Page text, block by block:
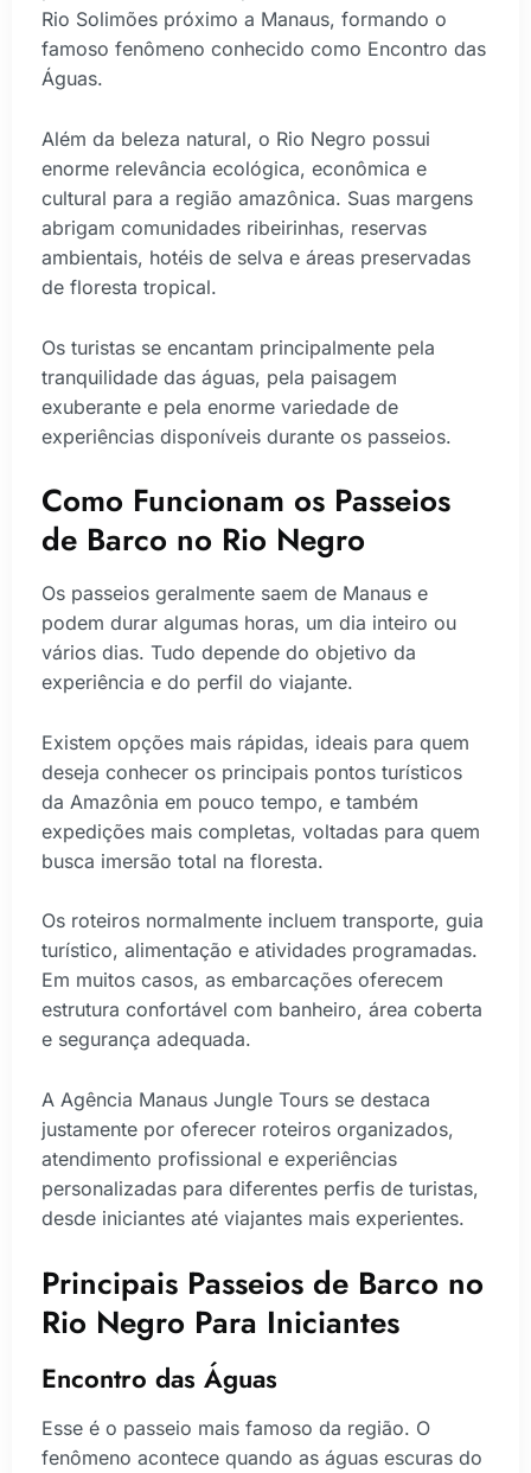
Rio Solimões próximo a Manaus, formando o
famoso fenômeno conhecido como Encontro das
Águas.
Além da beleza natural, o Rio Negro possui
enorme relevância ecológica, econômica e
cultural para a região amazônica. Suas margens
abrigam comunidades ribeirinhas, reservas
ambientais, hotéis de selva e áreas preservadas
de floresta tropical.
Os turistas se encantam principalmente pela
tranquilidade das águas, pela paisagem
exuberante e pela enorme variedade de
experiências disponíveis durante os passeios.
Como Funcionam os Passeios
de Barco no Rio Negro
Os passeios geralmente saem de Manaus e
podem durar algumas horas, um dia inteiro ou
vários dias. Tudo depende do objetivo da
experiência e do perfil do viajante.
Existem opções mais rápidas, ideais para quem
deseja conhecer os principais pontos turísticos
da Amazônia em pouco tempo, e também
expedições mais completas, voltadas para quem
busca imersão total na floresta.
Os roteiros normalmente incluem transporte, guia
turístico, alimentação e atividades programadas.
Em muitos casos, as embarcações oferecem
estrutura confortável com banheiro, área coberta
e segurança adequada.
A Agência Manaus Jungle Tours se destaca
justamente por oferecer roteiros organizados,
atendimento profissional e experiências
personalizadas para diferentes perfis de turistas,
desde iniciantes até viajantes mais experientes.
Principais Passeios de Barco no
Rio Negro Para Iniciantes
Encontro das Águas
Esse é o passeio mais famoso da região. O
fenômeno acontece quando as águas escuras do